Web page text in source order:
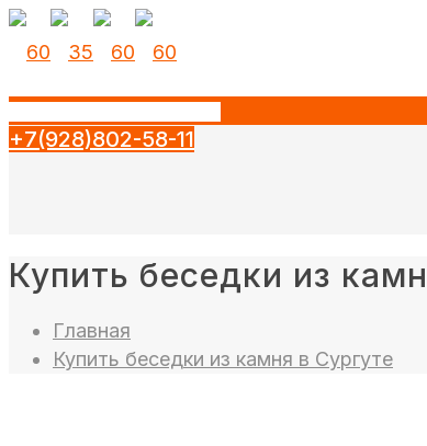
+7(928)802-58-11
Купить беседки из
Главная
Купить беседки из камня в Сургуте